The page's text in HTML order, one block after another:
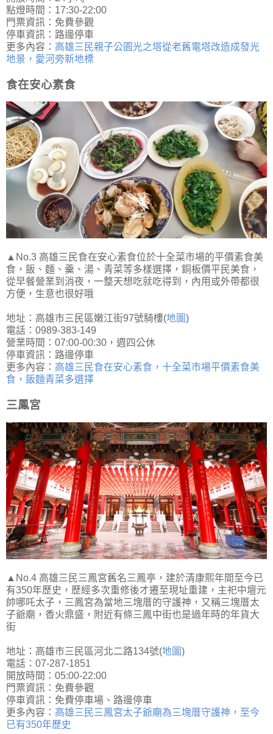
點燈時間：17:30-22:00
門票資訊：免費參觀
停車資訊：路邊停車
更多內容： 高雄三民親子公園光之塔從老舊電塔改造成發光
地景，愛河旁新地標
食在安心素食
▲No.3 高雄三民食在安心素食位於十全菜市場的平價素食美
食，飯、麵、羹、湯、青菜等多樣選擇，銅板價平民美食，
從早餐營業到消夜，一整天想吃就吃得到，內用或外帶都很
方便，生意也很好哦
地址：高雄市三民區嫩江街97號騎樓(地圖)
電話：0989-383-149
營業時間：07:00-00:30，週四公休
停車資訊：路邊停車
更多內容： 高雄三民食在安心素食，十全菜市場平價素食美
食，飯麵青菜多選擇
三鳳宮
▲No.4 高雄三民三鳳宮舊名三鳳亭，建於清康熙年間至今已
有350年歷史，歷經多次重修後才遷至現址重建，主祀中壇元
帥哪吒太子，三鳳宮為當地三塊厝的守護神，又稱三塊厝太
子爺廟，香火鼎盛，附近有條三鳳中街也是過年時的年貨大
街
地址：高雄市三民區河北二路134號(地圖)
電話：07-287-1851
開放時間：05:00-22:00
門票資訊：免費參觀
停車資訊：免費停車場、路邊停車
更多內容： 高雄三民三鳳宮太子爺廟為三塊厝守護神，至今
已有350年歷史